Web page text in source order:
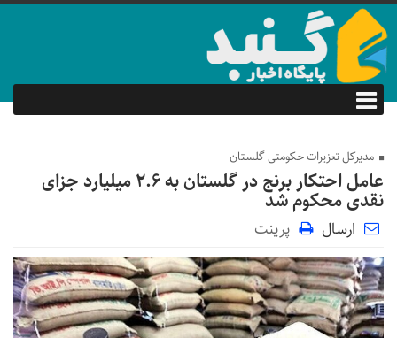
مدیرکل تعزیرات حکومتی گلستان
عامل احتکار برنج در گلستان به ۲.۶ میلیارد جزای
نقدی محکوم شد
ارسال پرینت